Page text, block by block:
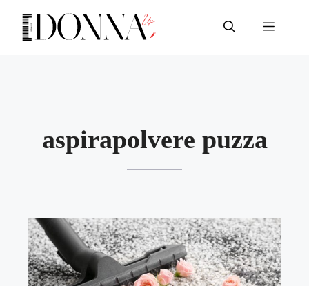
contenuto
Menu
aspirapolvere puzza